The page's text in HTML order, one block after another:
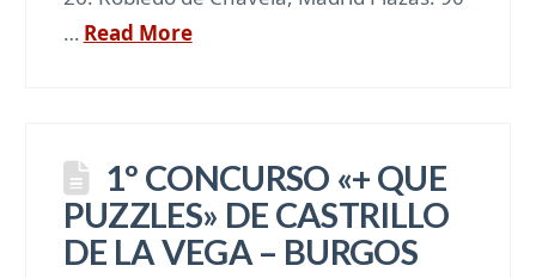
… Read More
1º CONCURSO «+ QUE
PUZZLES» DE CASTRILLO
DE LA VEGA – BURGOS